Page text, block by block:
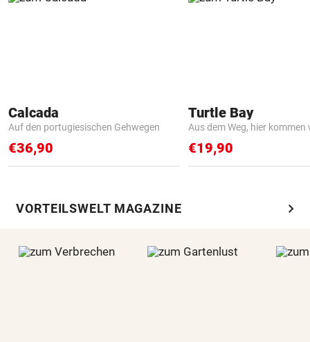
Calcada
Auf den portugiesischen Gehwegen
€36,90
Turtle Bay
Aus dem Weg, hier kommen
€19,90
VORTEILSWELT MAGAZINE chevron_right